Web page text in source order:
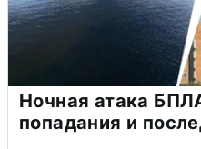
Ночная атака
попадания и